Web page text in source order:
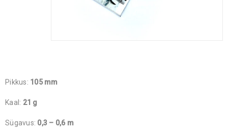
Pikkus: 105 mm
Kaal: 21 g
Sügavus: 0,3 – 0,6 m